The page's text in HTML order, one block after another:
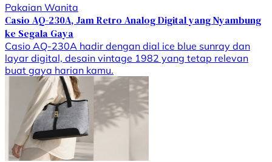
Pakaian Wanita
Casio AQ-230A, Jam Retro Analog Digital yang Nyambung
ke Segala Gaya
Casio AQ-230A hadir dengan dial ice blue sunray dan
layar digital, desain vintage 1982 yang tetap relevan
buat gaya harian kamu.